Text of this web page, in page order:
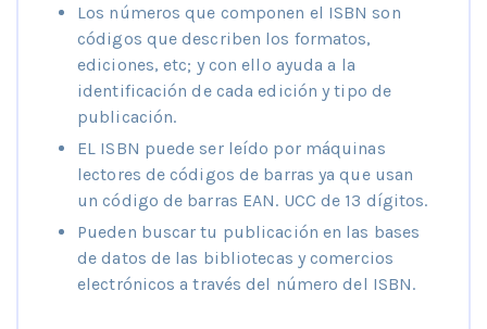
Los números que componen el ISBN son
códigos que describen los formatos,
ediciones, etc; y con ello ayuda a la
identificación de cada edición y tipo de
publicación.
EL ISBN puede ser leído por máquinas
lectores de códigos de barras ya que usan
un código de barras EAN. UCC de 13 dígitos.
Pueden buscar tu publicación en las bases
de datos de las bibliotecas y comercios
electrónicos a través del número del ISBN.